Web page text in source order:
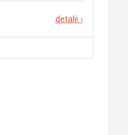
detalii ›